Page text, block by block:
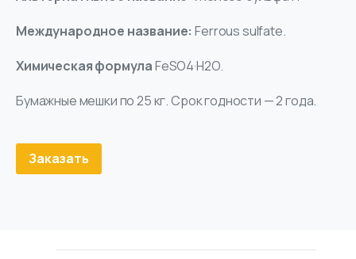
Международное название: Ferrous sulfate.
Химическая формулаFeSO4·H2O.
Бумажные мешки по 25 кг. Срок годности — 2 года.
Заказать